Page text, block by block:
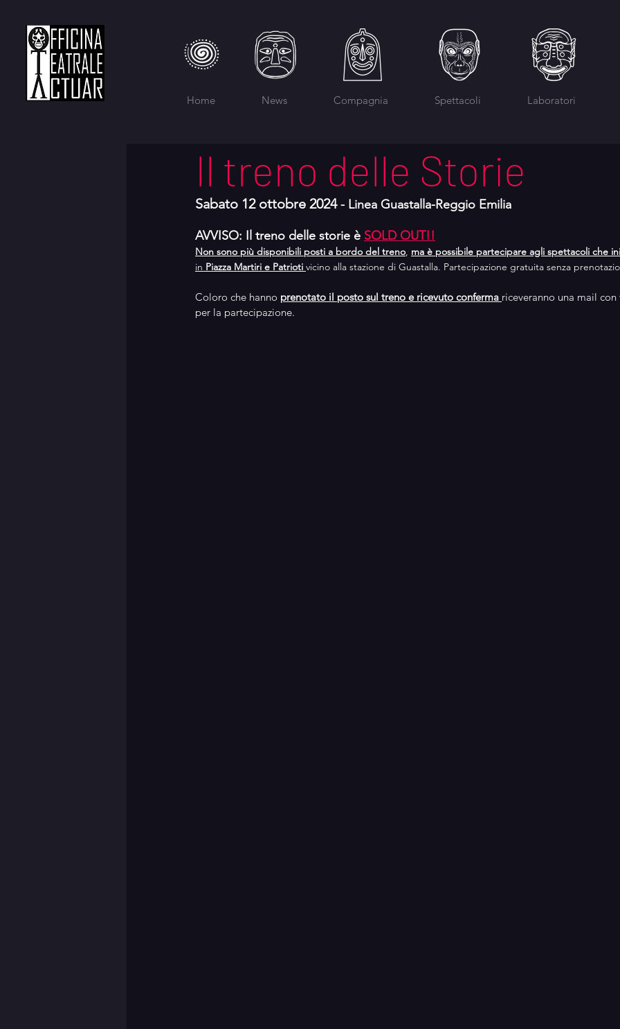
Il treno delle Storie
Sabato 12 ottobre 2024 - Linea Guastalla-Reggio Emilia
AVVISO: Il treno delle storie è SOLD OUT!!
Non sono più disponibili posti a bordo del treno, ma è possibile partecipare agli spettacoli che
in Piazza Martiri e Patrioti vicino alla stazione di Guastalla. Partecipazione gratuita senza
Coloro che hanno prenotato il posto sul treno e ricevuto conferma riceveranno una mail
per la partecipazione.
Home News Compagnia Spettacoli Laboratori